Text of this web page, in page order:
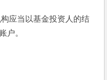
当以基金投资人的结
户。